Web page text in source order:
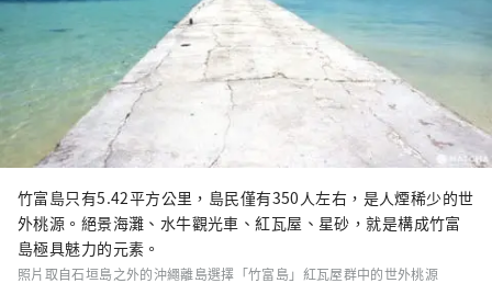
竹富島只有5.42平方公里，島民僅有350人左右，是人煙稀少的世
外桃源。絕景海灘、水牛觀光車、紅瓦屋、星砂，就是構成竹富
島極具魅力的元素。
照片取自石垣島之外的沖繩離島選擇「竹富島」紅瓦屋群中的世外桃源